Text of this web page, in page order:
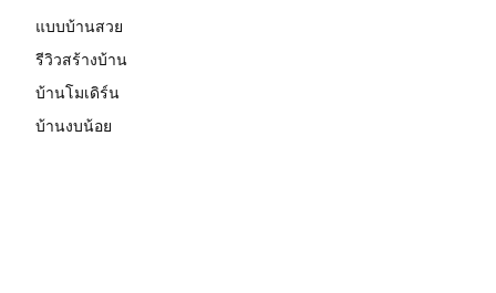
แบบบ้านสวย
รีวิวสร้างบ้าน
บ้านโมเดิร์น
บ้านงบน้อย